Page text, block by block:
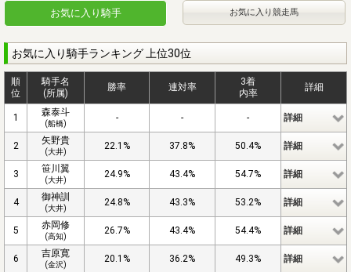
お気に入り騎手 お気に入り競走馬
お気に入り騎手ランキング 上位30位
順
位
騎手名
(所属)
勝率 連対率
3着
内率
詳細
1 森泰斗
(船橋)
- - - 詳細
2 矢野貴
(大井)
22.1% 37.8% 50.4% 詳細
3 笹川翼
(大井)
24.9% 43.4% 54.7% 詳細
4 御神訓
(大井)
24.8% 43.3% 53.2% 詳細
5 赤岡修
(高知)
26.7% 43.4% 54.4% 詳細
6 吉原寛
(金沢)
20.1% 36.2% 49.3% 詳細